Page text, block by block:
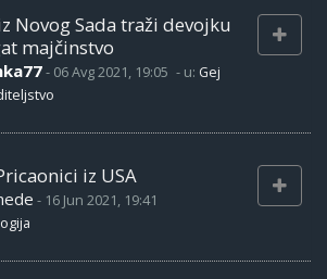
Novog Sada traži devojku
majčinstvo
- 06 Avg 2021, 19:05 - u: Gej
iz USA
- 16 Jun 2021, 19:41